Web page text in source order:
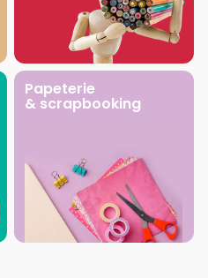
Papeterie
& scrapbooking